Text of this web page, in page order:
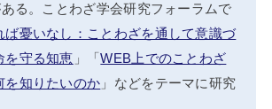
る。ことわざ学会研究フォーラムで
ば憂いなし：ことわざを通して意識づ
を守る知恵 」「WEB上でのことわざ
を知りたいのか 」などをテーマに研究